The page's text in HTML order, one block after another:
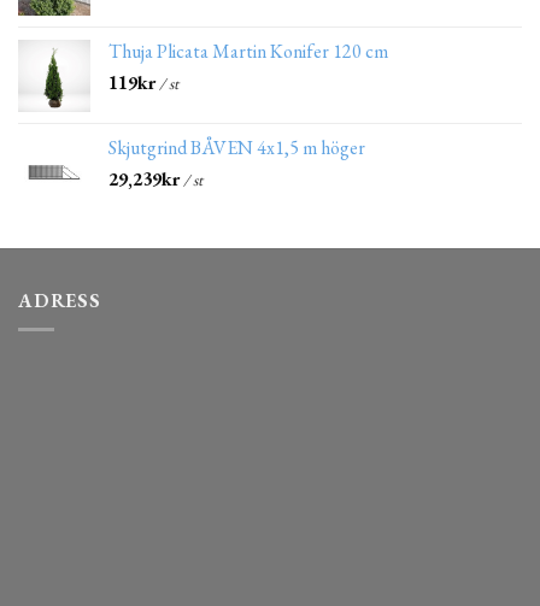
Thuja Plicata Martin Konifer 120 cm
119kr/ st
Skjutgrind BÅVEN 4x1,5 m höger
29,239kr/ st
ADRESS